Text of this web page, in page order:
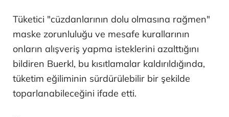
Tüketici "cüzdanlarının dolu olmasına rağmen"
maske zorunluluğu ve mesafe kurallarının
onların alışveriş yapma isteklerini azalttığını
bildiren Buerkl, bu kısıtlamalar kaldırıldığında,
tüketim eğiliminin sürdürülebilir bir şekilde
toparlanabileceğini ifade etti.